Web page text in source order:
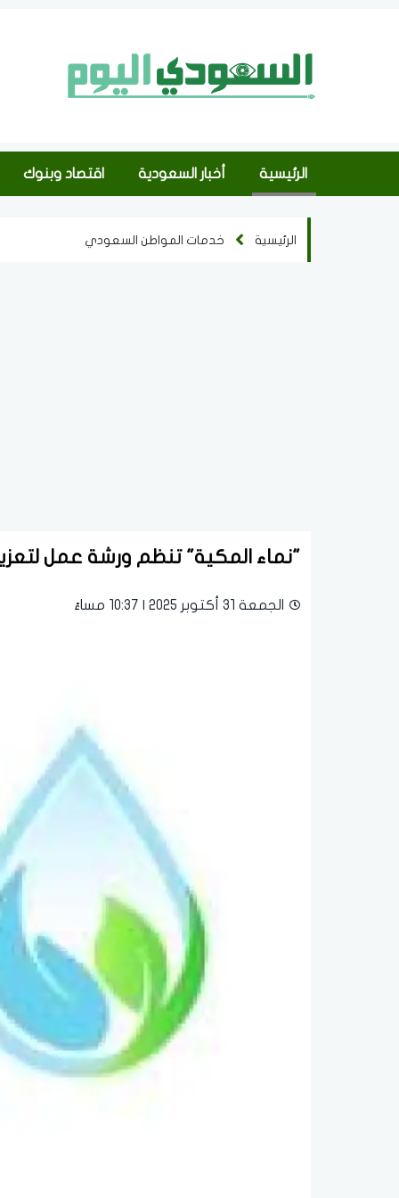
الرئيسية أخبار السعودية اقتصاد وبنوك
الرئيسية خدمات المواطن السعودي
"نماء المكية" تنظم ورشة عمل
الجمعة 31 أكتوبر 2025 | 10:37 مساءً